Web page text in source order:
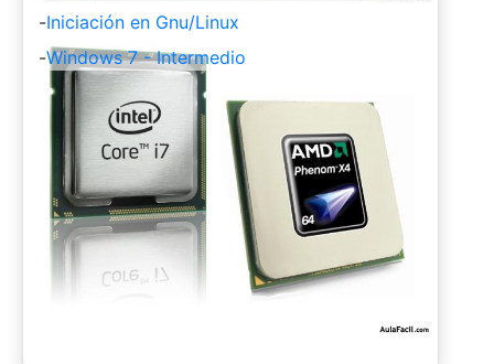
-Iniciación en Gnu/Linux
-Windows 7 - Intermedio